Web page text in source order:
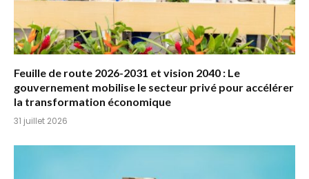
Feuille de route 2026-2031 et vision 2040 : Le
gouvernement mobilise le secteur privé pour accélérer
la transformation économique
31 juillet 2026